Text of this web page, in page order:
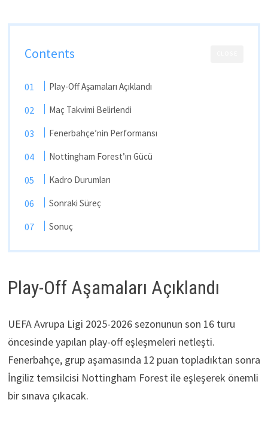
Contents
Play-Off Aşamaları Açıklandı
Maç Takvimi Belirlendi
Fenerbahçe’nin Performansı
Nottingham Forest’ın Gücü
Kadro Durumları
Sonraki Süreç
Sonuç
Play-Off Aşamaları Açıklandı
UEFA Avrupa Ligi 2025-2026 sezonunun son 16 turu
öncesinde yapılan play-off eşleşmeleri netleşti.
Fenerbahçe, grup aşamasında 12 puan topladıktan sonra
İngiliz temsilcisi Nottingham Forest ile eşleşerek önemli
bir sınava çıkacak.